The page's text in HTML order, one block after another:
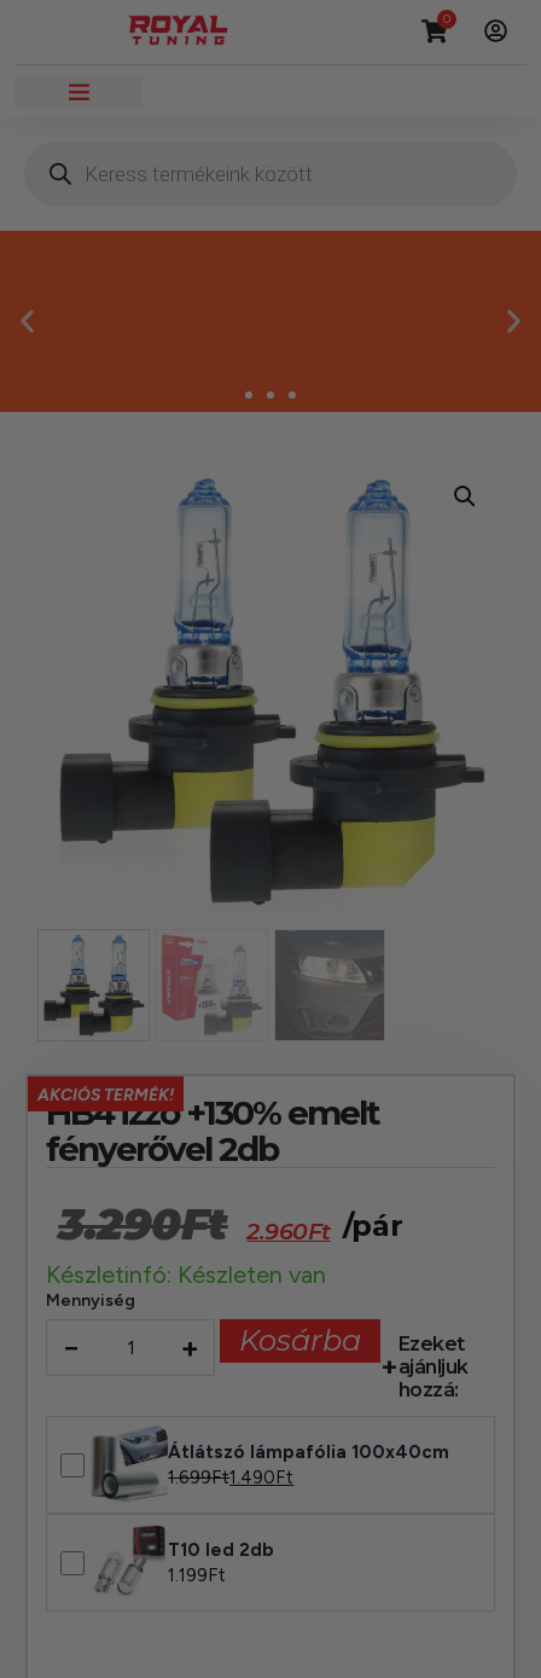
0
Kínálatunkban kizárólag olyan termékek
szerepelnek, amelyekben mi is bízunk.
AKCIÓS TERMÉK!
HB4 izzó +130% emelt
fényerővel 2db
3.290Ft 2.960Ft /pár
Készletinfó: Készleten van
Mennyiség
− + Kosárba
Ezeket
ajánljuk
hozzá:
Átlátszó lámpafólia 100x40cm
1.699Ft1.490Ft
T10 led 2db
1.199Ft